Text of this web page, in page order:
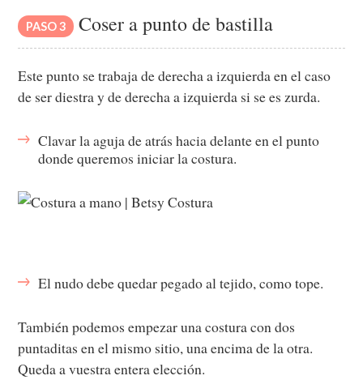
PASO 3 Coser a punto de bastilla
Este punto se trabaja de derecha a izquierda en el caso
de ser diestra y de derecha a izquierda si se es zurda.
Clavar la aguja de atrás hacia delante en el punto
donde queremos iniciar la costura.
El nudo debe quedar pegado al tejido, como tope.
También podemos empezar una costura con dos
puntaditas en el mismo sitio, una encima de la otra.
Queda a vuestra entera elección.